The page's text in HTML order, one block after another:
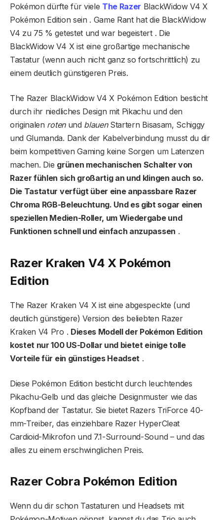
Pokémon dürfte für viele The Razer BlackWidow V4 X
Pokémon Edition sein . Game Rant hat die BlackWidow
V4 zu 75 % getestet und war begeistert . Die
BlackWidow V4 X ist eine großartige mechanische
Tastatur (wenn auch nicht ganz so fortschrittlich) zu
einem deutlich günstigeren Preis.
The Razer BlackWidow V4 X Pokémon Edition besticht
durch ihr niedliches Design mit Pikachu und den
originalen rotenund blauenStartern Bisasam, Schiggy
und Glumanda. Dank der Kabelverbindung musst du dir
beim kompetitiven Gaming keine Sorgen um Latenzen
machen. Die grünen mechanischen Schalter von
Razer fühlen sich großartig an und klingen auch so.
Die Tastatur verfügt über eine anpassbare Razer
Chroma RGB-Beleuchtung. Und es gibt sogar einen
speziellen Medien-Roller, um Wiedergabe und
Funktionen schnell und einfach anzupassen .
Razer Kraken V4 X Pokémon
Edition
The Razer Kraken V4 X ist eine abgespeckte (und
deutlich günstigere) Version des beliebten Razer
Kraken V4 Pro . Dieses Modell der Pokémon Edition
kostet nur 100 US-Dollar und bietet einige tolle
Vorteile für ein günstiges Headset .
Diese Pokémon Edition besticht durch leuchtendes
Pikachu-Gelb und das gleiche Designmuster wie das
Kopfband der Tastatur. Sie bietet Razers TriForce 40-
mm-Treiber, das einziehbare Razer HyperCleat
Cardioid-Mikrofon und 7.1-Surround-Sound – und das
alles zu einem erschwinglichen Preis.
Razer Cobra Pokémon Edition
Wenn du dir schon Tastaturen und Headsets mit